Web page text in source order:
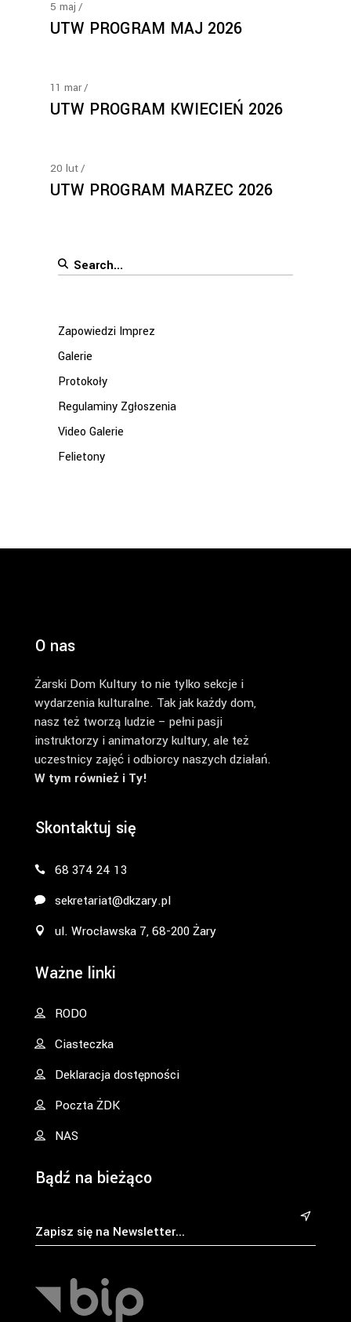
5 maj
UTW PROGRAM MAJ 2026
11 mar
UTW PROGRAM KWIECIEŃ 2026
20 lut
UTW PROGRAM MARZEC 2026
Search
Zapowiedzi Imprez
Galerie
Protokoły
Regulaminy Zgłoszenia
Video Galerie
Felietony
O nas
Żarski Dom Kultury to nie tylko sekcje i
wydarzenia kulturalne. Tak jak każdy dom,
nasz też tworzą ludzie – pełni pasji
instruktorzy i animatorzy kultury, ale też
uczestnicy zajęć i odbiorcy naszych działań.
W tym również i Ty!
Skontaktuj się
68 374 24 13
sekretariat@dkzary.pl
ul. Wrocławska 7, 68-200 Żary
Ważne linki
RODO
Ciasteczka
Deklaracja dostępności
Poczta ŻDK
NAS
Bądź na bieżąco
&